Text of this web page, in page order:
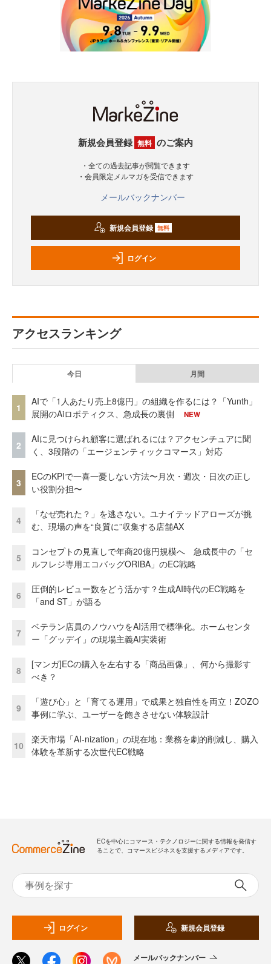
新規会員登録 無料 のご案内
・全ての過去記事が閲覧できます
・会員限定メルマガを受信できます
メールバックナンバー
新規会員登録 無料
ログイン
アクセスランキング
今日 月間
1
AIで「1人あたり売上8億円」の組織を作るには？「Yunth」
展開のAiロボティクス、急成長の裏側
NEW
2
AIに見つけられ顧客に選ばれるには？アクセンチュアに聞
く、3段階の「エージェンティックコマース」対応
3
ECのKPIで一喜一憂しない方法〜月次・週次・日次の正し
い役割分担〜
4
「なぜ売れた？」を逃さない。ユナイテッドアローズが挑
む、現場の声を“良質に”収集する店舗AX
5
コンセプトの見直しで年商20億円規模へ 急成長中の「セ
ルフレジ専用エコバッグORIBA」のEC戦略
6
圧倒的レビュー数をどう活かす？生成AI時代のEC戦略を
「and ST」が語る
7
ベテラン店員のノウハウをAI活用で標準化。ホームセンタ
ー「グッデイ」の現場主義AI実装術
8
[マンガ]ECの購入を左右する「商品画像」、何から撮影す
べき？
9
「遊び心」と「育てる運用」で成果と独自性を両立！ZOZO
事例に学ぶ、ユーザーを飽きさせない体験設計
10
楽天市場「AI-nization」の現在地：業務を劇的削減し、購入
体験を革新する次世代EC戦略
ECを中心にコマース・テクノロジーに関する情報を発信す
ることで、コマースビジネスを支援するメディアです。
ログイン 新規会員登録
メールバックナンバー